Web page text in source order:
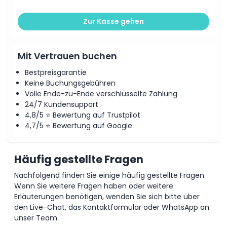
Zur Kasse gehen
Mit Vertrauen buchen
Bestpreisgarantie
Keine Buchungsgebühren
Volle Ende-zu-Ende verschlüsselte Zahlung
24/7 Kundensupport
4,8/5 ⭐ Bewertung auf Trustpilot
4,7/5 ⭐ Bewertung auf Google
Häufig gestellte Fragen
Nachfolgend finden Sie einige häufig gestellte Fragen.
Wenn Sie weitere Fragen haben oder weitere
Erläuterungen benötigen, wenden Sie sich bitte über
den Live-Chat, das Kontaktformular oder WhatsApp an
unser Team.